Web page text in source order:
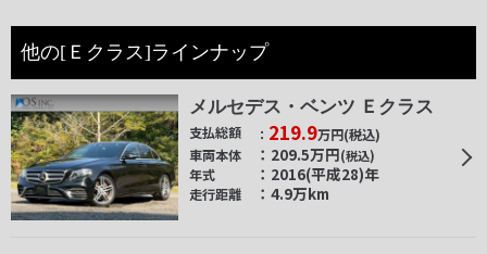
他の[Ｅクラス]ラインナップ
メルセデス・ベンツ Ｅクラス
支払総額 219.9万円(税込)
車両本体
209.5万円(税込)
年式 2016(平成28)年
走行距離 4.9万km